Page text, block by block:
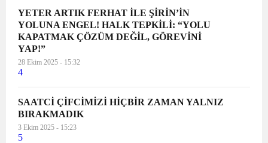
YETER ARTIK FERHAT İLE ŞİRİN’İN
YOLUNA ENGEL! HALK TEPKİLİ: “YOLU
KAPATMAK ÇÖZÜM DEĞİL, GÖREVİNİ
YAP!”
28 Ekim 2025 - 15:32
4
SAATCİ ÇİFCİMİZİ HİÇBİR ZAMAN YALNIZ
BIRAKMADIK
3 Ekim 2025 - 15:23
5